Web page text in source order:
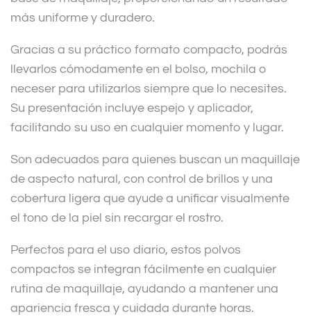
más uniforme y duradero.
Gracias a su práctico formato compacto, podrás
llevarlos cómodamente en el bolso, mochila o
neceser para utilizarlos siempre que lo necesites.
Su presentación incluye espejo y aplicador,
facilitando su uso en cualquier momento y lugar.
Son adecuados para quienes buscan un maquillaje
de aspecto natural, con control de brillos y una
cobertura ligera que ayude a unificar visualmente
el tono de la piel sin recargar el rostro.
Perfectos para el uso diario, estos polvos
compactos se integran fácilmente en cualquier
rutina de maquillaje, ayudando a mantener una
apariencia fresca y cuidada durante horas.